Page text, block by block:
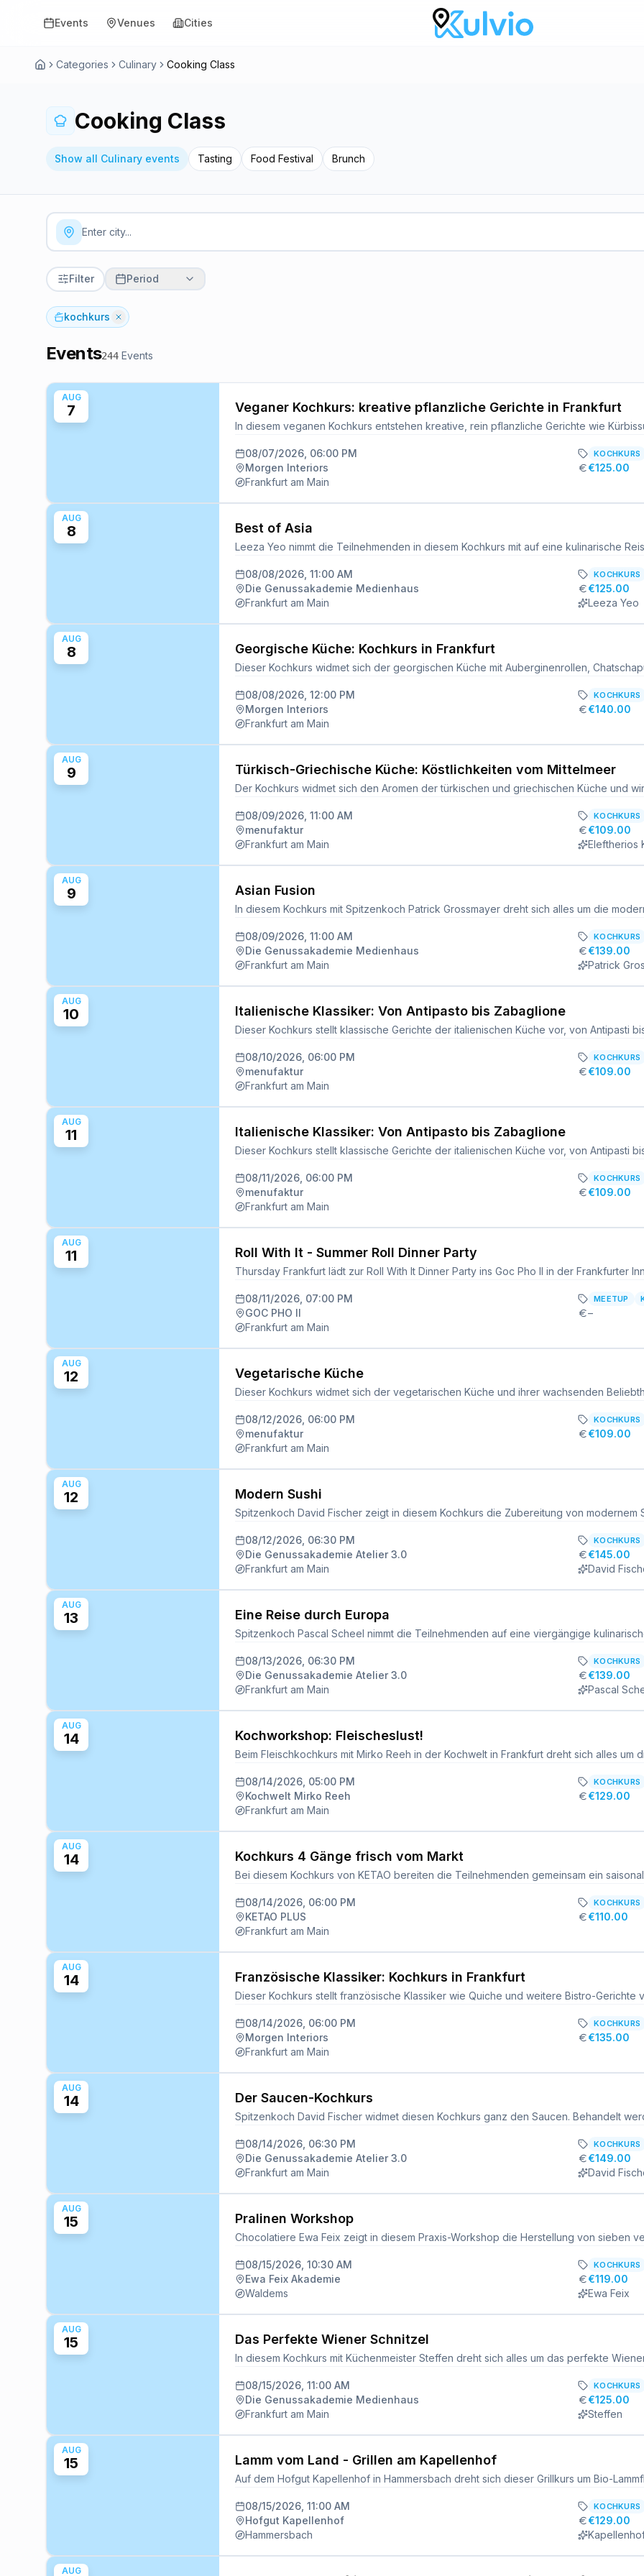
Events Venues Cities
Categories Culinary Cooking Class
Cooking Class
Show all Culinary events Tasting Food Festival Brunch
Filter Period
kochkurs
Events244 Events
AUG
7 Veganer Kochkurs: kreative pflanzliche Gerichte in Frankfurt
08/07/2026, 06:00 PM
Morgen Interiors
Frankfurt am Main
KOCHKURS
€125.00
AUG
8 Best of Asia
08/08/2026, 11:00 AM
Die Genussakademie Medienhaus
Frankfurt am Main
KOCHKURS
€125.00
Leeza Yeo
AUG
8 Georgische Küche: Kochkurs in Frankfurt
08/08/2026, 12:00 PM
Morgen Interiors
Frankfurt am Main
KOCHKURS
€140.00
AUG
9 Türkisch-Griechische Küche: Köstlichkeiten vom Mittelmeer
08/09/2026, 11:00 AM
menufaktur
Frankfurt am Main
KOCHKURS
€109.00
Eleftherios
AUG
9 Asian Fusion
08/09/2026, 11:00 AM
Die Genussakademie Medienhaus
Frankfurt am Main
KOCHKURS
€139.00
Patrick
AUG
10 Italienische Klassiker: Von Antipasto bis Zabaglione
08/10/2026, 06:00 PM
menufaktur
Frankfurt am Main
KOCHKURS
€109.00
AUG
11 Italienische Klassiker: Von Antipasto bis Zabaglione
08/11/2026, 06:00 PM
menufaktur
Frankfurt am Main
KOCHKURS
€109.00
AUG
11 Roll With It - Summer Roll Dinner Party
08/11/2026, 07:00 PM
GOC PHO II
Frankfurt am Main
MEETUP
–
AUG
12 Vegetarische Küche
08/12/2026, 06:00 PM
menufaktur
Frankfurt am Main
KOCHKURS
€109.00
AUG
12 Modern Sushi
08/12/2026, 06:30 PM
Die Genussakademie Atelier 3.0
Frankfurt am Main
KOCHKURS
€145.00
David
AUG
13 Eine Reise durch Europa
08/13/2026, 06:30 PM
Die Genussakademie Atelier 3.0
Frankfurt am Main
KOCHKURS
€139.00
Pascal
AUG
14 Kochworkshop: Fleischeslust!
08/14/2026, 05:00 PM
Kochwelt Mirko Reeh
Frankfurt am Main
KOCHKURS
€129.00
AUG
14 Kochkurs 4 Gänge frisch vom Markt
08/14/2026, 06:00 PM
KETAO PLUS
Frankfurt am Main
KOCHKURS
€110.00
AUG
14 Französische Klassiker: Kochkurs in Frankfurt
08/14/2026, 06:00 PM
Morgen Interiors
Frankfurt am Main
KOCHKURS
€135.00
AUG
14 Der Saucen-Kochkurs
08/14/2026, 06:30 PM
Die Genussakademie Atelier 3.0
Frankfurt am Main
KOCHKURS
€149.00
David
AUG
15 Pralinen Workshop
08/15/2026, 10:30 AM
Ewa Feix Akademie
Waldems
KOCHKURS
€119.00
Ewa Feix
AUG
15 Das Perfekte Wiener Schnitzel
08/15/2026, 11:00 AM
Die Genussakademie Medienhaus
Frankfurt am Main
KOCHKURS
€125.00
Steffen
AUG
15 Lamm vom Land - Grillen am Kapellenhof
08/15/2026, 11:00 AM
Hofgut Kapellenhof
Hammersbach
KOCHKURS
€129.00
AUG